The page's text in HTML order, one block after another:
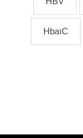
Hba1C